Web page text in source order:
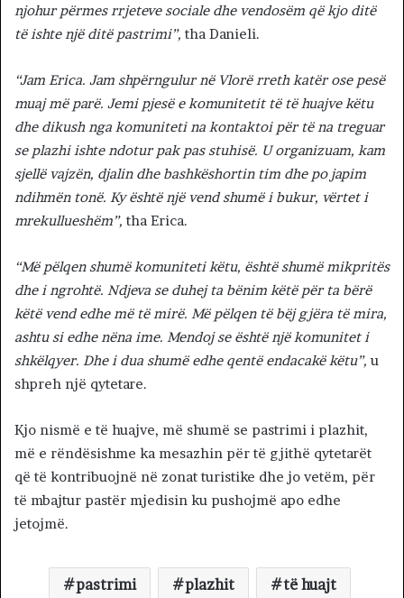
njohur përmes rrjeteve sociale dhe vendosëm që kjo ditë
të ishte një ditë pastrimi”, tha Danieli.
“Jam Erica. Jam shpërngulur në Vlorë rreth katër ose pesë
muaj më parë. Jemi pjesë e komunitetit të të huajve këtu
dhe dikush nga komuniteti na kontaktoi për të na treguar
se plazhi ishte ndotur pak pas stuhisë. U organizuam, kam
sjellë vajzën, djalin dhe bashkëshortin tim dhe po japim
ndihmën tonë. Ky është një vend shumë i bukur, vërtet i
mrekullueshëm”, tha Erica.
“Më pëlqen shumë komuniteti këtu, është shumë mikpritës
dhe i ngrohtë. Ndjeva se duhej ta bënim këtë për ta bërë
këtë vend edhe më të mirë. Më pëlqen të bëj gjëra të mira,
ashtu si edhe nëna ime. Mendoj se është një komunitet i
shkëlqyer. Dhe i dua shumë edhe qentë endacakë këtu”, u
shpreh një qytetare.
Kjo nismë e të huajve, më shumë se pastrimi i plazhit,
më e rëndësishme ka mesazhin për të gjithë qytetarët
që të kontribuojnë në zonat turistike dhe jo vetëm, për
të mbajtur pastër mjedisin ku pushojmë apo edhe
jetojmë.
pastrimi plazhit të huajt